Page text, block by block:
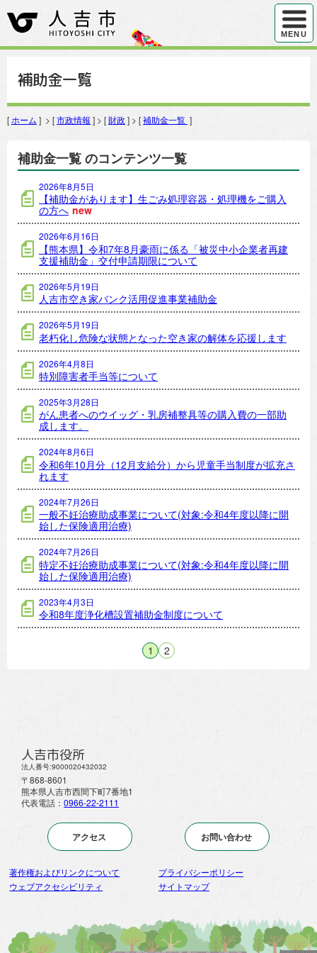
ハンバ
MENU
補助金一覧
[ ホーム ] > [市政情報 ] > [財政] > [補助金一覧 ]
補助金一覧 のコンテンツ一覧
2026年8月5日
【補助金があります】生ごみ処理容器・処理機をご購入
の方へ new
2026年6月16日
【熊本県】令和7年8月豪雨に係る「被災中小企業者再建
支援補助金」交付申請期限について
2026年5月19日
人吉市空き家バンク活用促進事業補助金
2026年5月19日
老朽化し危険な状態となった空き家の解体を応援します
2026年4月8日
特別障害者手当等について
2025年3月28日
がん患者へのウイッグ・乳房補整具等の購入費の一部助
成します。
2024年8月6日
令和6年10月分（12月支給分）から児童手当制度が拡充さ
れます
2024年7月26日
一般不妊治療助成事業について(対象:令和4年度以降に開
始した保険適用治療)
2024年7月26日
特定不妊治療助成事業について(対象:令和4年度以降に開
始した保険適用治療)
2023年4月3日
令和8年度浄化槽設置補助金制度について
1 2
人吉市役所
法人番号:9000020432032
〒868-8601
熊本県人吉市西間下町7番地1
代表電話： 0966-22-2111
アクセス お問い合わせ
著作権およびリンクについて
プライバシーポリシー
ウェブアクセシビリティ
サイトマップ